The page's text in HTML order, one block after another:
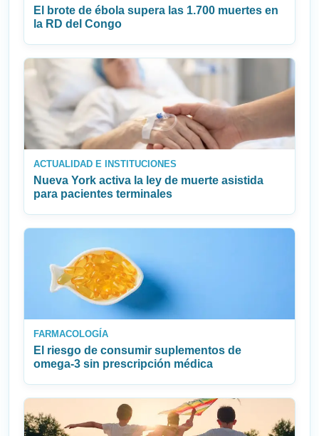
El brote de ébola supera las 1.700 muertes en
la RD del Congo
ACTUALIDAD E INSTITUCIONES
Nueva York activa la ley de muerte asistida
para pacientes terminales
FARMACOLOGÍA
El riesgo de consumir suplementos de
omega‑3 sin prescripción médica